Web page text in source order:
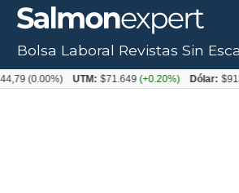
Bolsa Laboral Revistas Sin
UTM: $71.649(+0.20%) Dólar: $913,86